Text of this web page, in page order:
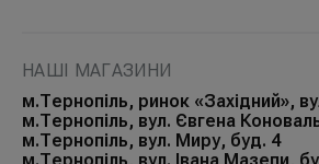
НАШІ МАГАЗИНИ
м.Тернопіль, ринок «Західний»,
м.Тернопіль, вул. Євгена
м.Тернопіль, вул. Миру, буд. 4